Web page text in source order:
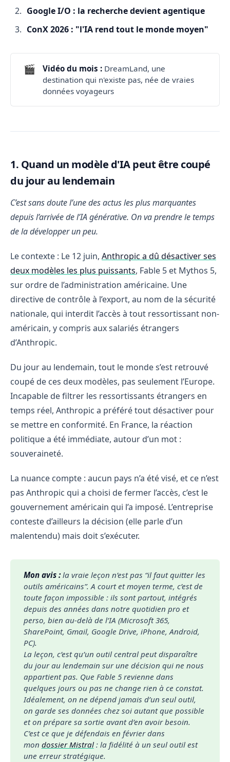
Google I/O : la recherche devient agentique
ConX 2026 : "l'IA rend tout le monde moyen"
🎬 Vidéo du mois : DreamLand, une
destination qui n'existe pas, née de vraies
données voyageurs
1. Quand un modèle d'IA peut être coupé
du jour au lendemain
C’est sans doute l’une des actus les plus marquantes
depuis l’arrivée de l’IA générative. On va prendre le temps
de la développer un peu.
Le contexte : Le 12 juin, Anthropic a dû désactiver ses
deux modèles les plus puissants, Fable 5 et Mythos 5,
sur ordre de l’administration américaine. Une
directive de contrôle à l’export, au nom de la sécurité
nationale, qui interdit l’accès à tout ressortissant non-
américain, y compris aux salariés étrangers
d’Anthropic.
Du jour au lendemain, tout le monde s’est retrouvé
coupé de ces deux modèles, pas seulement l’Europe.
Incapable de filtrer les ressortissants étrangers en
temps réel, Anthropic a préféré tout désactiver pour
se mettre en conformité. En France, la réaction
politique a été immédiate, autour d’un mot :
souveraineté.
La nuance compte : aucun pays n’a été visé, et ce n’est
pas Anthropic qui a choisi de fermer l’accès, c’est le
gouvernement américain qui l’a imposé. L’entreprise
conteste d’ailleurs la décision (elle parle d’un
malentendu) mais doit s’exécuter.
Mon avis : la vraie leçon n’est pas “il faut quitter les
outils américains”. A court et moyen terme, c’est de
toute façon impossible : ils sont partout, intégrés
depuis des années dans notre quotidien pro et
perso, bien au-delà de l’IA (Microsoft 365,
SharePoint, Gmail, Google Drive, iPhone, Android,
PC).
La leçon, c’est qu’un outil central peut disparaître
du jour au lendemain sur une décision qui ne nous
appartient pas. Que Fable 5 revienne dans
quelques jours ou pas ne change rien à ce constat.
Idéalement, on ne dépend jamais d’un seul outil,
on garde ses données chez soi autant que possible
et on prépare sa sortie avant d’en avoir besoin.
C’est ce que je défendais en février dans
mon dossier Mistral : la fidélité à un seul outil est
une erreur stratégique.